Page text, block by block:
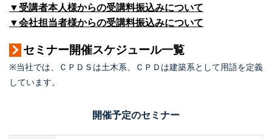
▼受講者本人様からの受講料振込みについて
▼会社担当者様からの受講料振込みについて
セミナー開催スケジュール一覧
※当社では、ＣＰＤＳは土木系、ＣＰＤは建築系として用語を定義
しています。
開催予定のセミナー